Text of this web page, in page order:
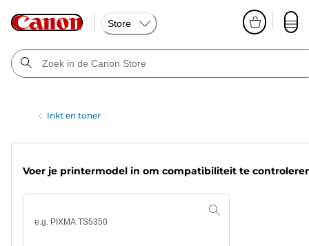
Store
Inkt en toner
Voer je printermodel in om compatibiliteit te